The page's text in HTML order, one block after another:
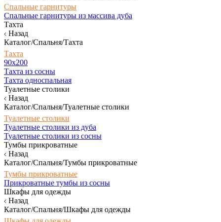
Спальные гарнитуры
Спальные гарнитуры из массива дуба
Тахта
Назад
Каталог/Спальня/Тахта
Тахта
90х200
Тахта из сосны
Тахта односпальная
Туалетные столики
Назад
Каталог/Спальня/Туалетные столики
Туалетные столики
Туалетные столики из дуба
Туалетные столики из сосны
Тумбы прикроватные
Назад
Каталог/Спальня/Тумбы прикроватные
Тумбы прикроватные
Прикроватные тумбы из сосны
Шкафы для одежды
Назад
Каталог/Спальня/Шкафы для одежды